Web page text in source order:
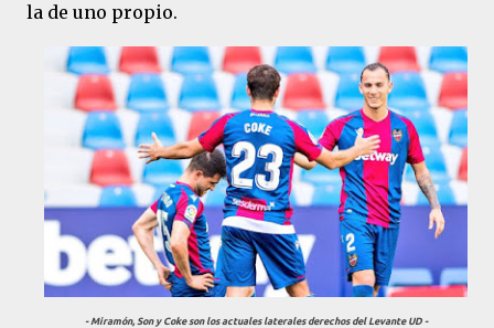
la de uno propio.
- Miramón, Son y Coke son los actuales laterales derechos del Levante UD -